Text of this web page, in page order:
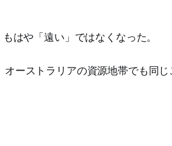
はや「遠い」ではなくなった。
ーストラリアの資源地帯でも同